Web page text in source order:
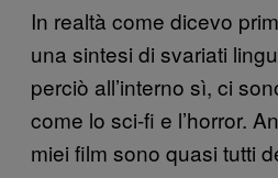
In realtà come dicevo
una sintesi di svariati
perciò all’interno sì, ci
come lo sci-fi e l’horror.
miei film sono quasi tutti